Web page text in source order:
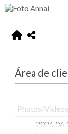
Área de